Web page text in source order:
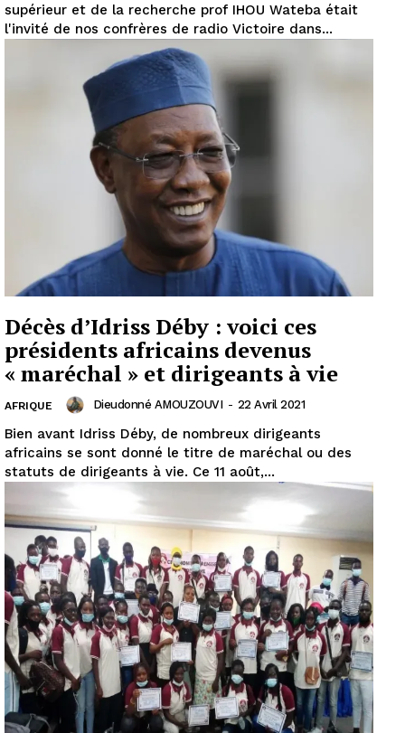
supérieur et de la recherche prof IHOU Wateba était
l'invité de nos confrères de radio Victoire dans...
Décès d’Idriss Déby : voici ces
présidents africains devenus
« maréchal » et dirigeants à vie
AFRIQUE Dieudonné AMOUZOUVI - 22 Avril 2021
Bien avant Idriss Déby, de nombreux dirigeants
africains se sont donné le titre de maréchal ou des
statuts de dirigeants à vie. Ce 11 août,...